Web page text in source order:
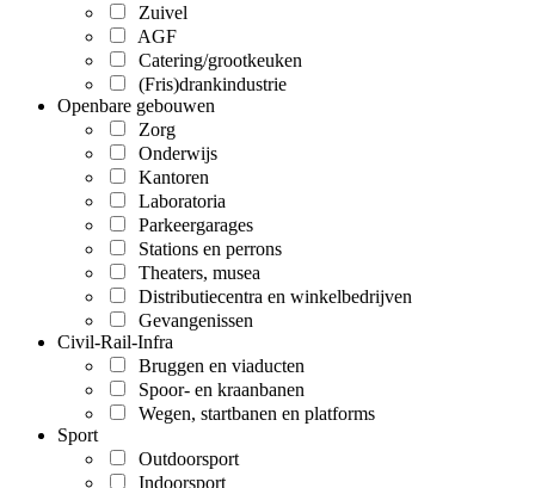
Zuivel
AGF
Catering/grootkeuken
(Fris)drankindustrie
Openbare gebouwen
Zorg
Onderwijs
Kantoren
Laboratoria
Parkeergarages
Stations en perrons
Theaters, musea
Distributiecentra en winkelbedrijven
Gevangenissen
Civil-Rail-Infra
Bruggen en viaducten
Spoor- en kraanbanen
Wegen, startbanen en platforms
Sport
Outdoorsport
Indoorsport